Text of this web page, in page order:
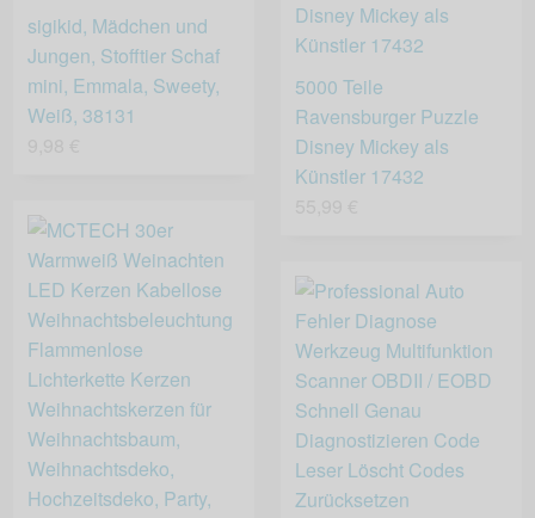
sigikid, Mädchen und
Jungen, Stofftier Schaf
mini, Emmala, Sweety,
Weiß, 38131
5000 Teile
Ravensburger Puzzle
Disney Mickey als
Künstler 17432